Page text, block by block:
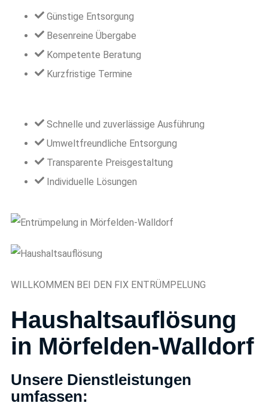
Günstige Entsorgung
Besenreine Übergabe
Kompetente Beratung
Kurzfristige Termine
Schnelle und zuverlässige Ausführung
Umweltfreundliche Entsorgung
Transparente Preisgestaltung
Individuelle Lösungen
WILLKOMMEN BEI DEN FIX ENTRÜMPELUNG
Haushaltsauflösung
in Mörfelden-Walldorf
Unsere Dienstleistungen
umfassen: